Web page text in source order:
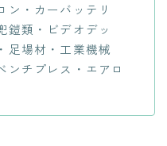
ン・カーバッテリ
鎧類・ビデオデッ
足場材・工業機械
ンチプレス・エアロ